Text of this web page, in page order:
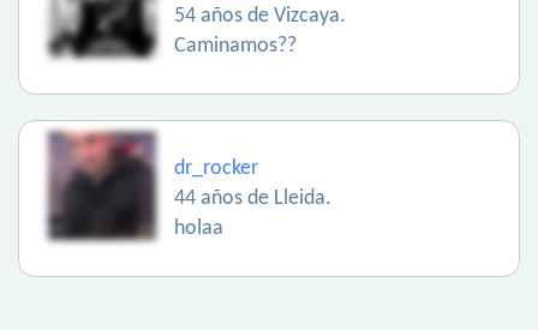
54 años de Vizcaya.
Caminamos??
dr_rocker
44 años de Lleida.
holaa